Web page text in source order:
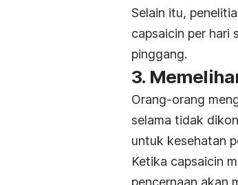
Selain itu,
capsaicin per hari
pinggang.
3.
Orang-orang
selama tidak
untuk kesehatan
Ketika capsaicin
pencernaan akan